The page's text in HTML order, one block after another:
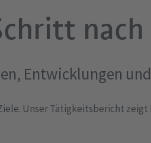
Entwicklungen
Unser Tätigkeitsbericht